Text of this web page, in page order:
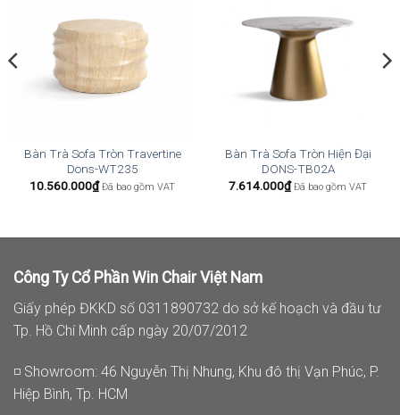
Bàn Trà Sofa Tròn Travertine
Dons-WT235
10.560.000₫ Đã bao gồm VAT
Bàn Trà Sofa Tròn Hiện Đại
DONS-TB02A
7.614.000₫ Đã bao gồm VAT
Công Ty Cổ Phần Win Chair Việt Nam
Giấy phép ĐKKD số 0311890732 do sở kế hoạch và đầu tư
Tp. Hồ Chí Minh cấp ngày 20/07/2012
◽ Showroom: 46 Nguyễn Thị Nhung, Khu đô thị Vạn Phúc, P.
Hiệp Bình, Tp. HCM